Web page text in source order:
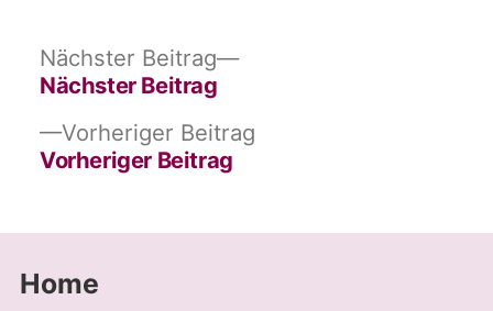
Beitrags-
Navigation
Vorheriger Beitrag
Vorheriger Beitrag
Nächster Beitrag
Nächster
Nächster Beitrag
Home